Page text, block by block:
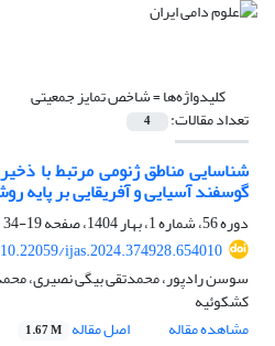
کلیدواژه‌ها =شاخص تمایز جمعیتی
تعداد مقالات: 4
شناسایی مناطق ژنومی مرتبط با
گوسفند آسیایی و آفریقایی بر پایه
دوره 56، شماره 1، بهار 1404، صفحه
19-34
10.22059/ijas.2024.374928.654010
سوسن رادپور، محمدتقی بیگی نصیری،
کشکوئیه
مشاهده مقاله
اصل مقاله 1.67 M